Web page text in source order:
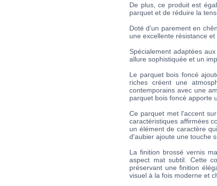
De plus, ce produit est
parquet et de réduire la
Doté d'un parement en
une excellente résistance
Spécialement adaptées
allure sophistiquée et un
Le parquet bois foncé
riches créent une
contemporains avec une
parquet bois foncé apporte
Ce parquet met l'accent
caractéristiques affirmées
un élément de caractère
d'aubier ajoute une touche
La finition brossé vernis
aspect mat subtil. Cette
préservant une finition
visuel à la fois moderne et